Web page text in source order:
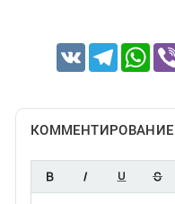
VK Telegram
КОММЕНТИРОВАНИЕ